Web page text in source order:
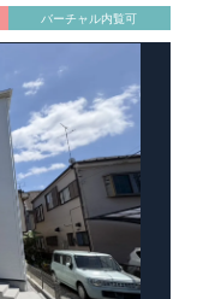
性能評価を全号棟
取得 ・『設計』住
価を受けた図面通
ェックが行われま
バーチャル内覧可